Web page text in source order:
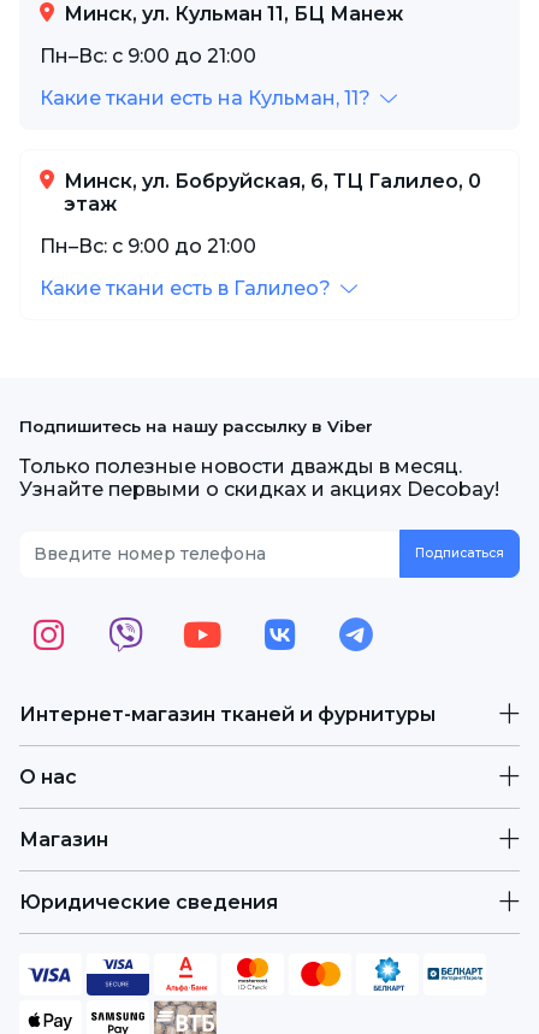
Минск, ул. Кульман 11, БЦ Манеж
Пн–Вс: с 9:00 до 21:00
Какие ткани есть на Кульман, 11?
Минск, ул. Бобруйская, 6, ТЦ Галилео, 0
этаж
Пн–Вс: с 9:00 до 21:00
Какие ткани есть в Галилео?
Интернет-магазин тканей и фурнитуры
О нас
Магазин
Юридические сведения
Подпишитесь на нашу рассылку в Viber
Только полезные новости дважды в месяц.
Узнайте первыми о скидках и акциях Decobay!